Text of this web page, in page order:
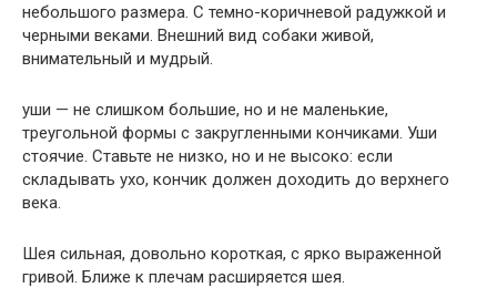
небольшого размера. С темно-коричневой радужкой и
черными веками. Внешний вид собаки живой,
внимательный и мудрый.
уши — не слишком большие, но и не маленькие,
треугольной формы с закругленными кончиками. Уши
стоячие. Ставьте не низко, но и не высоко: если
складывать ухо, кончик должен доходить до верхнего
века.
Шея сильная, довольно короткая, с ярко выраженной
гривой. Ближе к плечам расширяется шея.